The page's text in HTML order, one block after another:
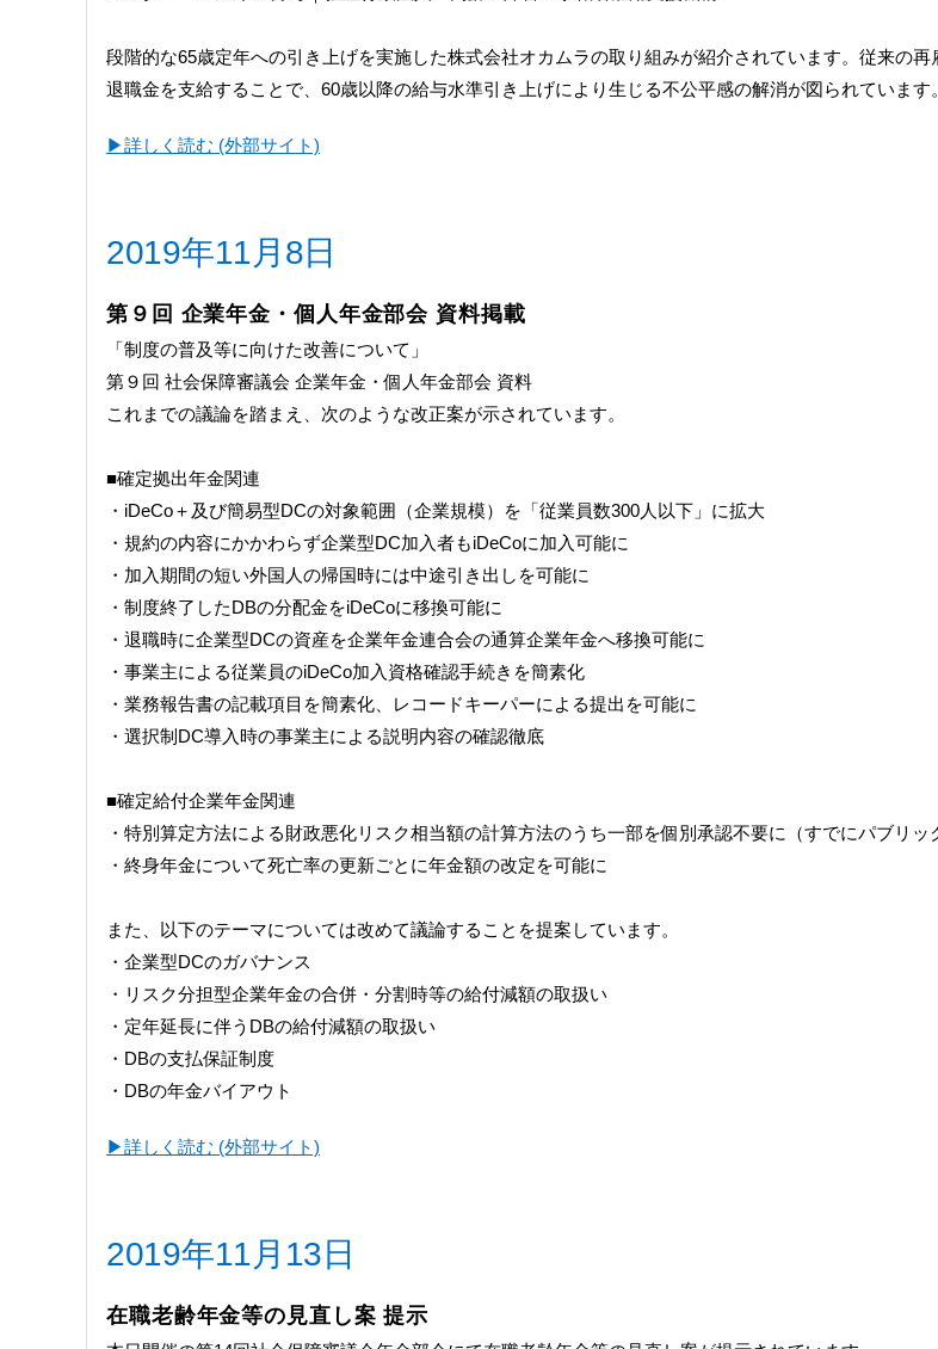
段階的な65歳定年への引き上げを実施した株式会社オカムラの取り組みが紹介されています。従来の再
退職金を支給することで、60歳以降の給与水準引き上げにより生じる不公平感の解消が図られています。
▶︎詳しく読む (外部サイト)
2019年11月8日
第９回 企業年金・個人年金部会 資料掲載
「制度の普及等に向けた改善について」
第９回 社会保障審議会 企業年金・個人年金部会 資料
これまでの議論を踏まえ、次のような改正案が示されています。
■確定拠出年金関連
・iDeCo＋及び簡易型DCの対象範囲（企業規模）を「従業員数300人以下」に拡大
・規約の内容にかかわらず企業型DC加入者もiDeCoに加入可能に
・加入期間の短い外国人の帰国時には中途引き出しを可能に
・制度終了したDBの分配金をiDeCoに移換可能に
・退職時に企業型DCの資産を企業年金連合会の通算企業年金へ移換可能に
・事業主による従業員のiDeCo加入資格確認手続きを簡素化
・業務報告書の記載項目を簡素化、レコードキーパーによる提出を可能に
・選択制DC導入時の事業主による説明内容の確認徹底
■確定給付企業年金関連
・特別算定方法による財政悪化リスク相当額の計算方法のうち一部を個別承認不要に（すでにパブリッ
・終身年金について死亡率の更新ごとに年金額の改定を可能に
また、以下のテーマについては改めて議論することを提案しています。
・企業型DCのガバナンス
・リスク分担型企業年金の合併・分割時等の給付減額の取扱い
・定年延長に伴うDBの給付減額の取扱い
・DBの支払保証制度
・DBの年金バイアウト
▶︎詳しく読む (外部サイト)
2019年11月13日
在職老齢年金等の見直し案 提示